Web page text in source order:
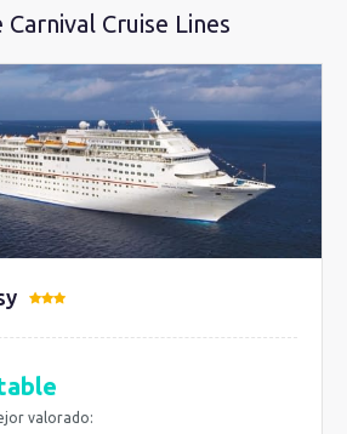
Cruise Lines
valorado: